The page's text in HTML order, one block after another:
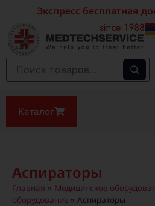
Экспресс бесплатная
Каталог
Аспираторы
Главная » Медицинское
оборудование » Аспираторы